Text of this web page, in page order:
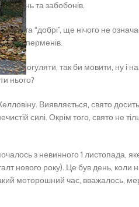
та забобонів.
та “добрі”, ще нічого не
та суперменів.
погуляти, так би мовити, ну і
нього?
Виявляється, свято
силі. Окрім того, свято не
з невинного 1 листопада,
нового року). Це був день, коли
моторошний час, вважалось,